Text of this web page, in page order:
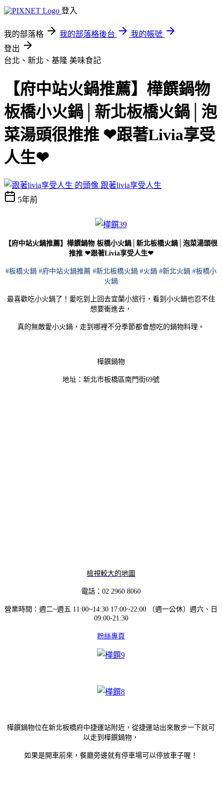
登入
我的部落格 我的部落格後台
我的帳號
登出
台北、新北、基隆 美味食記
【府中站火鍋推薦】樺饌鍋物
板橋小火鍋│新北板橋火鍋│泡
菜湯頭很推推 ❤跟著Livia享受
人生❤
跟著livia享受人生
5年前
【府中站火鍋推薦】樺饌鍋物 板橋小火鍋│新北板橋火鍋│泡菜湯頭很
推推 ❤跟著Livia享受人生❤
#板橋火鍋 #府中站火鍋推薦 #新北板橋火鍋 #火鍋 #新北火鍋 #板橋小
火鍋
最喜歡吃小火鍋了！愛吃到上回去宜蘭小旅行，看到小火鍋也忍不住
想要衝進去，
真的無敵愛小火鍋，走到哪裡不分季節都會想吃的鍋物料理。
樺饌鍋物
地址：新北市板橋區南門街69號
檢視較大的地圖
電話：02 2960 8060
營業時間：週二~週五 11:00~14:30 17:00~22:00 （週一公休）週六、日
09:00-21:30
粉絲專頁
樺饌鍋物位在新北板橋府中捷運站附近，從捷運站出來散步一下就可
以走到樺饌鍋物，
如果是開車前來，餐廳旁邊就有停車場可以停放車子喔！